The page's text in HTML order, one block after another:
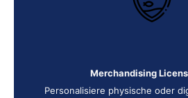
Merchandising
Personalisiere physische oder